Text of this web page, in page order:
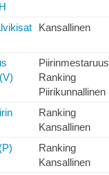
Kansallinen
Piirinmestaruus
Ranking
Piirikunnallinen
Ranking
Kansallinen
Ranking
Kansallinen